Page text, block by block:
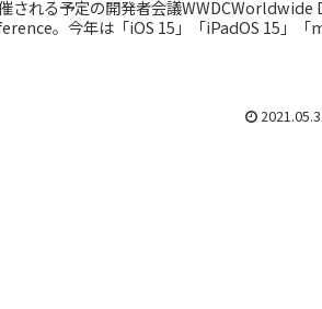
される予定の開発者会議WWDCWorldwide
。今年は「iOS 15」「iPadOS 15」「